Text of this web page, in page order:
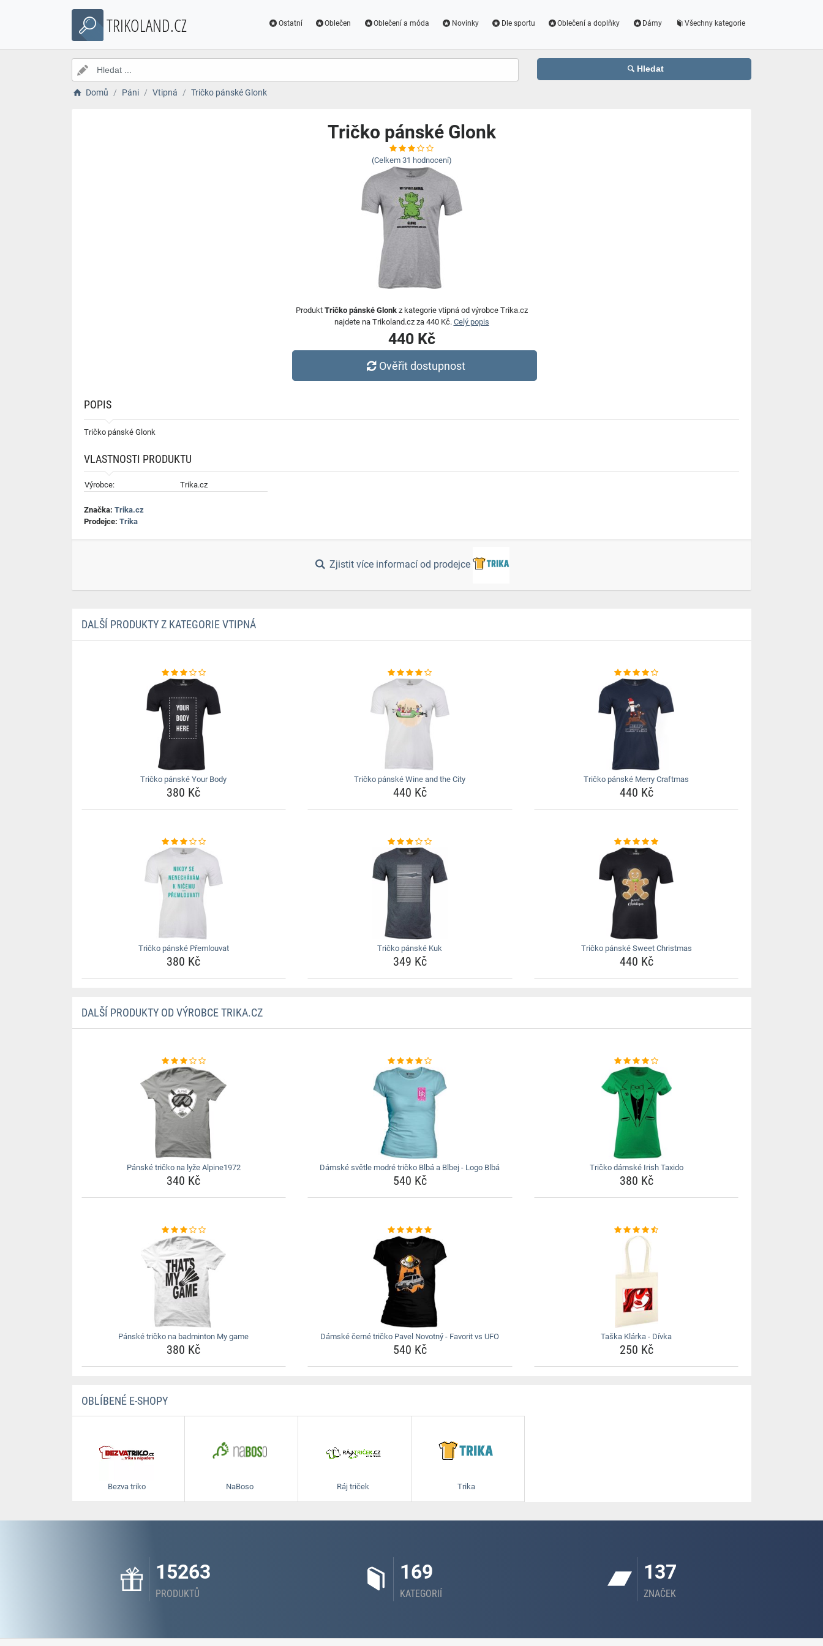
TRIKOLAND.CZ Ostatní Oblečen Oblečení a móda Novinky Dle sportu Oblečení a doplňky Dámy Všechny kategorie
Hledat
Domů Páni Vtipná Tričko pánské Glonk
Tričko pánské Glonk
(Celkem31 hodnocení)
Produkt Tričko pánské Glonkz kategorie vtipná od výrobce Trika.cz
najdete na Trikoland.cz za 440 Kč. Celý popis
440 Kč
Ověřit dostupnost
POPIS
Tričko pánské Glonk
VLASTNOSTI PRODUKTU
Výrobce: Trika.cz
Značka: Trika.cz
Prodejce: Trika
Zjistit více informací od prodejce
DALŠÍ PRODUKTY Z KATEGORIE VTIPNÁ
Tričko pánské Your Body
380 Kč
Tričko pánské Wine and the City
440 Kč
Tričko pánské Merry Craftmas
440 Kč
Tričko pánské Přemlouvat
380 Kč
Tričko pánské Kuk
349 Kč
Tričko pánské Sweet Christmas
440 Kč
DALŠÍ PRODUKTY OD VÝROBCE TRIKA.CZ
Pánské tričko na lyže Alpine1972
340 Kč
Dámské světle modré tričko Blbá a Blbej - Logo Blbá
540 Kč
Tričko dámské Irish Taxido
380 Kč
Pánské tričko na badminton My game
380 Kč
Dámské černé tričko Pavel Novotný - Favorit vs UFO
540 Kč
Taška Klárka - Dívka
250 Kč
OBLÍBENÉ E-SHOPY
Bezva triko NaBoso Ráj triček Trika
15263
PRODUKTŮ
169
KATEGORIÍ
137
ZNAČEK